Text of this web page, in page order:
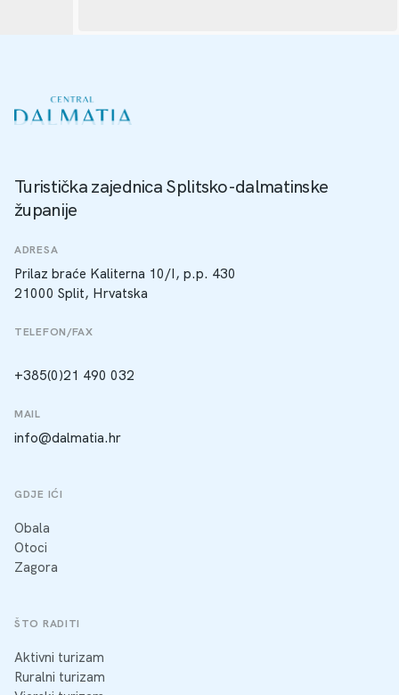
Turistička zajednica Splitsko-dalmatinske
županije
ADRESA
Prilaz braće Kaliterna 10/I, p.p. 430
21000 Split, Hrvatska
TELEFON/FAX
+385(0)21 490 032
MAIL
info@dalmatia.hr
GDJE IĆI
Obala
Otoci
Zagora
ŠTO RADITI
Aktivni turizam
Ruralni turizam